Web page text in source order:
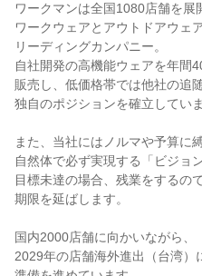
ワークマンは全国1080店舗を展
ワークウェアとアウトドアウェ
リーディングカンパニー。
自社開発の高機能ウェアを年間
販売し、低価格帯では他社の追
独自のポジションを確立していま
また、当社にはノルマや予算に
自然体で必ず実現する「ビジョ
目標未達の場合、残業をするの
期限を延ばします。
国内2000店舗に向かいながら、
2029年の店舗海外進出（台湾）